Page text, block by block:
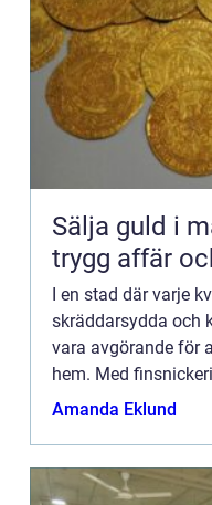
Sälja guld i malmö
trygg affär
I en stad där varje
skräddarsydda och
vara avgörande för
hem. Med
att förvandla di...
Amanda Eklund